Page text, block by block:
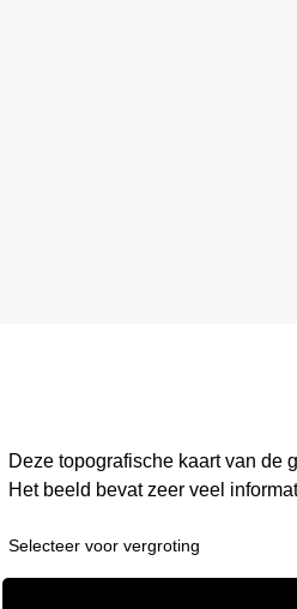
Deze topografische kaart van de
Het beeld bevat zeer veel
Selecteer voor vergroting